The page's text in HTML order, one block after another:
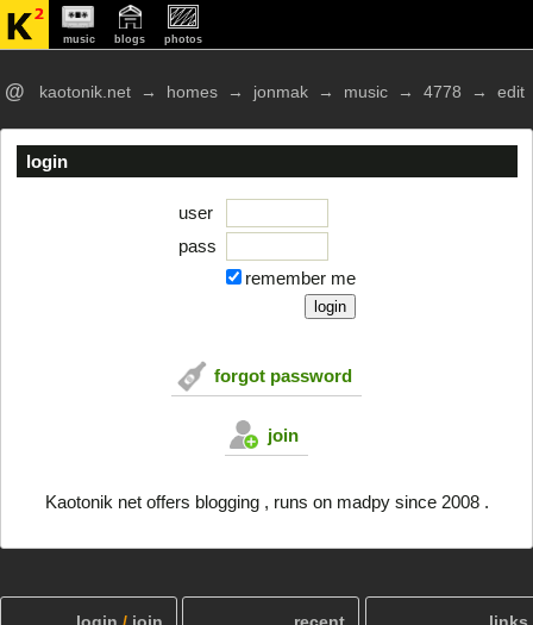
music blogs photos
@ kaotonik.net → homes → jonmak → music → 4778 → edit
login
user
pass
remember me
forgot password
join
Kaotonik net offers blogging , runs on madpy since 2008 .